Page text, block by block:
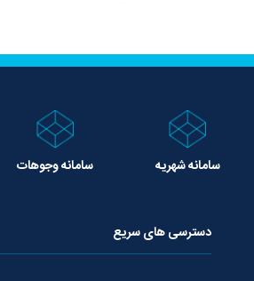
سامانه شهریه سامانه وجوهات
دسترسی های سریع